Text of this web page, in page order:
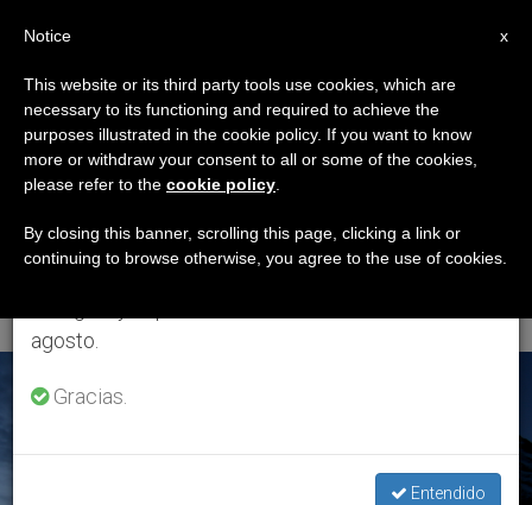
ETIQUETA
Posts Tagged
‘Domingo 10º Tiempo
Ordinario’
ÚLTIMAS NOTICIAS
×
Aviso importante
Del 27 de julio al 7 de agosto haremos la pausa
anual, aprovechando que en el periodo de verano
se generan menos informaciones y también el
agosto.
Gracias.
Entendido
x
Notice
This website or its third party tools use cookies, which are
necessary to its functioning and required to achieve the
purposes illustrated in the cookie policy. If you want to know
more or withdraw your consent to all or some of the cookies,
please refer to the cookie policy
By closing this banner, scrolling this page, clicking a link or
continuing to browse otherwise, you agree to the use of cookies.